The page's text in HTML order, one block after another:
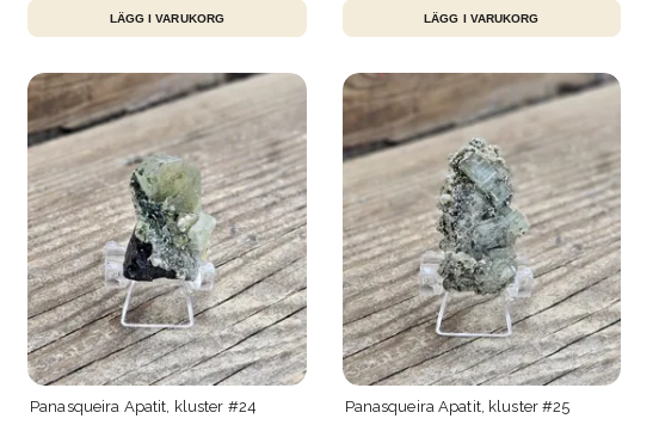
Panasqueira Apatit, kluster #24 Panasqueira Apatit, kluster #25